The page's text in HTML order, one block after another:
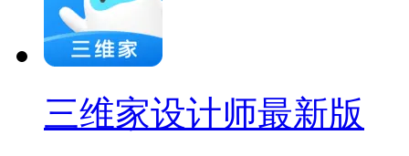
三维家设计师最新版